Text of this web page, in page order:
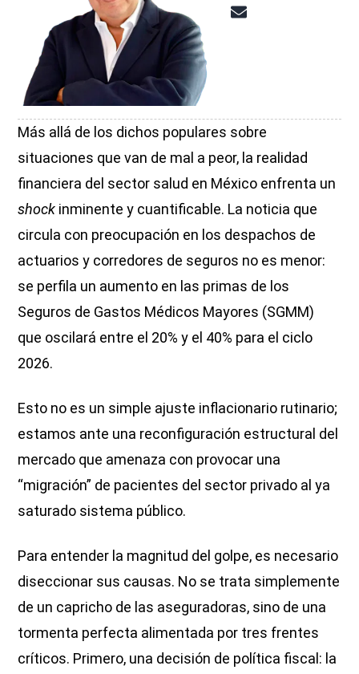
Más allá de los dichos populares sobre
situaciones que van de mal a peor, la realidad
financiera del sector salud en México enfrenta un
shock inminente y cuantificable. La noticia que
circula con preocupación en los despachos de
actuarios y corredores de seguros no es menor:
se perfila un aumento en las primas de los
Seguros de Gastos Médicos Mayores (SGMM)
que oscilará entre el 20% y el 40% para el ciclo
2026.
Esto no es un simple ajuste inflacionario rutinario;
estamos ante una reconfiguración estructural del
mercado que amenaza con provocar una
“migración” de pacientes del sector privado al ya
saturado sistema público.
Para entender la magnitud del golpe, es necesario
diseccionar sus causas. No se trata simplemente
de un capricho de las aseguradoras, sino de una
tormenta perfecta alimentada por tres frentes
críticos. Primero, una decisión de política fiscal: la